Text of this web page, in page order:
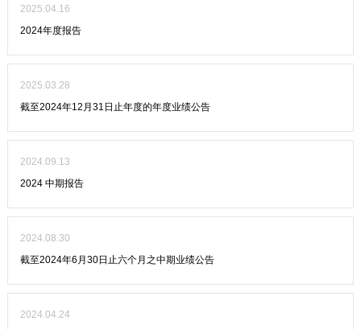
2025.04.16
2024年度报告
2025.03.28
截至2024年12月31日止年度的年度业绩公告
2024.09.13
2024 中期报告
2024.08.30
截至2024年6月30日止六个月之中期业绩公告
2024.04.24